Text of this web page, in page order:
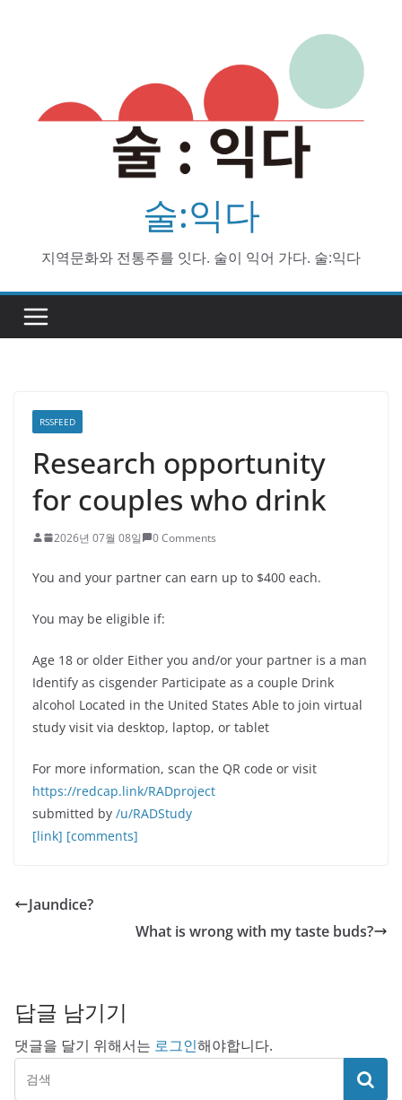
술:익다
지역문화와 전통주를 잇다. 술이 익어 가다. 술:익다
RSSFEED
Research opportunity
for couples who drink
2026년 07월 08일 0 Comments
You and your partner can earn up to $400 each.
You may be eligible if:
Age 18 or older Either you and/or your partner is a man
Identify as cisgender Participate as a couple Drink
alcohol Located in the United States Able to join virtual
study visit via desktop, laptop, or tablet
For more information, scan the QR code or visit
https://redcap.link/RADproject
submitted by /u/RADStudy
[link] [comments]
Jaundice?
What is wrong with my taste buds?
답글 남기기
댓글을 달기 위해서는 로그인해야합니다.